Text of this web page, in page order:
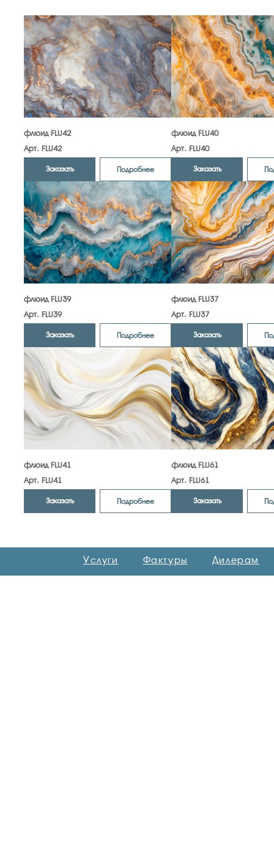
флюид FLU42
Арт. FLU42
Заказать Подробнее
флюид FLU40
Арт. FLU40
Заказать
флюид FLU39
Арт. FLU39
Заказать Подробнее
флюид FLU37
Арт. FLU37
Заказать
флюид FLU41
Арт. FLU41
Заказать Подробнее
флюид FLU61
Арт. FLU61
Заказать
Услуги Фактуры Дилерам